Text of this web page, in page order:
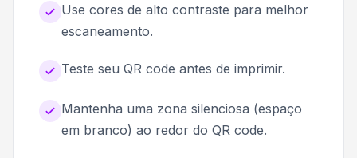
Use cores de alto contraste para melhor
escaneamento.
Teste seu QR code antes de imprimir.
Mantenha uma zona silenciosa (espaço
em branco) ao redor do QR code.